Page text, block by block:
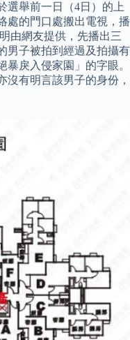
選舉前一日（4日）的上
處的門口處搬出電視，播
由網友提供，先播出三
男子被拍到經過及拍攝有
戾入侵家園」的字眼。
沒有明言該男子的身份，